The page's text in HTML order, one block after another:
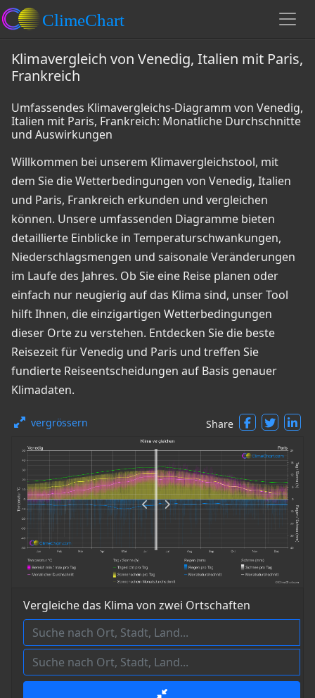
Klimavergleich von Venedig, Italien mit Paris,
Frankreich
Umfassendes Klimavergleichs-Diagramm von Venedig,
Italien mit Paris, Frankreich: Monatliche Durchschnitte
und Auswirkungen
Willkommen bei unserem Klimavergleichstool, mit
dem Sie die Wetterbedingungen von Venedig, Italien
und Paris, Frankreich erkunden und vergleichen
können. Unsere umfassenden Diagramme bieten
detaillierte Einblicke in Temperaturschwankungen,
Niederschlagsmengen und saisonale Veränderungen
im Laufe des Jahres. Ob Sie eine Reise planen oder
einfach nur neugierig auf das Klima sind, unser Tool
hilft Ihnen, die einzigartigen Wetterbedingungen
dieser Orte zu verstehen. Entdecken Sie die beste
Reisezeit für Venedig und Paris und treffen Sie
fundierte Reiseentscheidungen auf Basis genauer
Klimadaten.
vergrössern Share
Vergleiche das Klima von zwei Ortschaften